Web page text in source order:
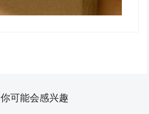
你可能会感兴趣